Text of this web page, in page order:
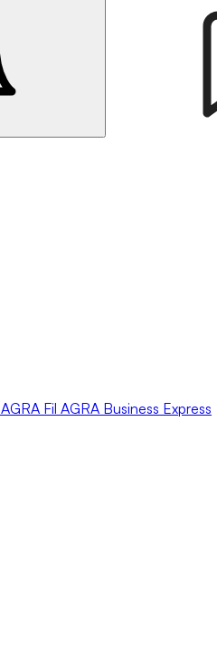
AGRA Fil AGRA Business Express